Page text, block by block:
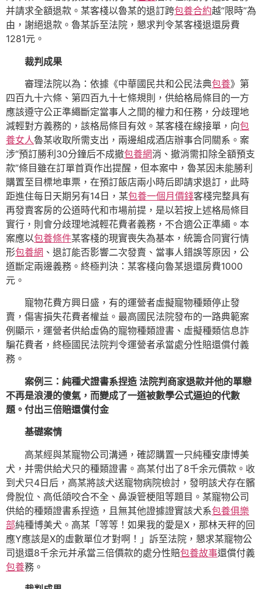
并請求全額退款。某客棧以魯某的退訂跨包養合約越“限時”為
由，謝絕退款。魯某訴至法院，懇求判令某客棧退還房費
1281元。
裁判成果
審理法院以為：依據《中華國民共和公民法典包養》第
四百九十六條、第四百九十七條規則，供給格局條目的一方
應該遵守公正準繩斷定當事人之間的權力和任務，分歧理地
減輕對方義務的，該格局條目有效。某客棧在線接單，向包
養女人魯某收取所需支出，兩邊組成酒店辦事合同關系。案
涉“預訂勝利30分鐘后不成撤包養網消、撤消需扣除全額預支
款”條目雖在訂單首頁作出提醒，但本案中，魯某因未能勝利
購置至目標地車票，在預訂飯店兩小時后即請求退訂，此時
距進住每日天期另有14日，某包養一個月價錢客棧完整具有
再發賣客房的公道時代和市場前提，是以若按上述格局條目
實行，則會分歧理地減輕花費者義務，不合適公正準繩。本
案應以包養條件某客棧的現實喪失為基本，統籌合同實行情
形包養網 、退訂能否影響二次發賣、當事人錯誤等原因，公
道斷定兩邊義務。終極判決：某客棧向魯某退還房費1000
元。
寵物花費方興日盛，有的運營者虛擬寵物種類停止發
賣，傷害損失花費者權益。最高國民法院發布的一路典範案
例顯示，運營者供給虛偽的寵物種類證書、虛擬種類信息詐
騙花費者，終極國民法院判令運營者承當處分性賠還償付義
務。
案例三：純種犬證書系捏造 法院判商家退款并他的單戀
不再是浪漫的傻氣，而變成了一道被數學公式逼迫的代數
題。付出三倍賠還償付金
基礎案情
高某經與某寵物公司溝通，確認購置一只純種安康博美
犬，并需供給犬只的種類證書。高某付出了8千余元價款。收
到犬只4日后，高某將該犬送寵物病院檢討，發明該犬存在髕
骨脫位、高低頜咬合不全、鼻淚管梗阻等題目。某寵物公司
供給的種類證書系捏造，且無其他證據證實該犬系包養俱樂
部純種博美犬。高某「等等！如果我的愛是X，那林天秤的回
應Y應該是X的虛數單位才對啊！」訴至法院，懇求某寵物公
司退還8千余元并承當三倍價款的處分性賠包養故事還償付義
包養務。